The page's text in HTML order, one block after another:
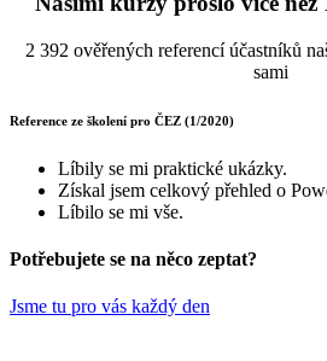
2 392 ověřených referencí účastníků
sami
Reference ze školení pro ČEZ (1/2020)
Líbily se mi praktické ukázky.
Získal jsem celkový přehled o
Líbilo se mi vše.
Potřebujete se na něco zeptat?
Jsme tu pro vás každý den